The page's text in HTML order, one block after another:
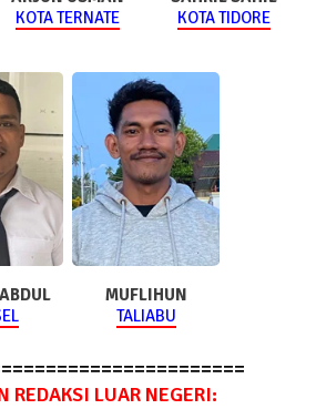
KOTA TERNATE
KOTA TIDORE
MUFLIHUN
TALIABU
REDAKSI LUAR NEGERI: